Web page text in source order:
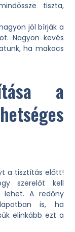
tiszta,
jól bírják a
Nagyon kevés
ha makacs
a
a tisztítás előtt!
szerelőt kell
lehet. A redőny
is, ha
elinkább ezt a